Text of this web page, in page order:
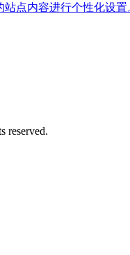
点内容进行个性化设置
reserved.